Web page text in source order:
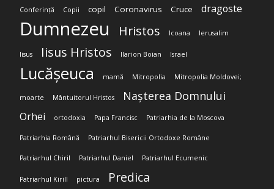
Conferință Copii copil Coronavirus Cruce dragoste
Dumnezeu Hristos Icoana Ierusalim
Iisus Iisus Hristos Ilarion Boian Israel
Lucășeuca mamă Mitropolia Mitropolia Moldovei;
moarte Mântuitorul Hristos Nașterea Domnului
Orhei ortodoxia Papa Francisc Patriarhia de la Moscova
Patriarhia Română Patriarhul Bisericii Ortodoxe Române
Patriarhul Chiril Patriarhul Daniel Patriarhul Ecumenic
Patriarhul Kirill pictura Predica